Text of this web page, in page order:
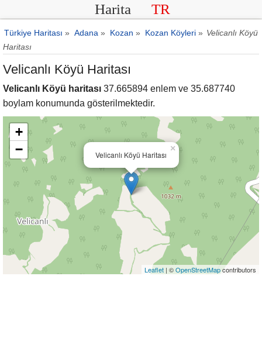
Harita TR
Türkiye Haritası » Adana » Kozan » Kozan Köyleri » Velicanlı Köyü
Haritası
Velicanlı Köyü Haritası
Velicanlı Köyü haritası 37.665894 enlem ve 35.687740
boylam konumunda gösterilmektedir.
Velicanlı Köyü Haritası
×
+
−
Leaflet | ©OpenStreetMapcontributors